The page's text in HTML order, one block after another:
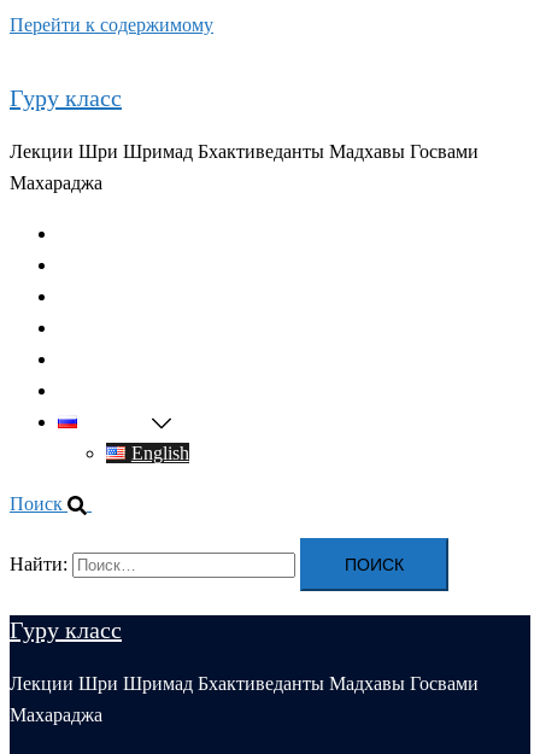
Перейти к содержимому
Гуру класс
Лекции Шри Шримад Бхактиведанты Мадхавы Госвами
Махараджа
English
Поиск
Найти:
Гуру класс
Лекции Шри Шримад Бхактиведанты Мадхавы Госвами
Махараджа